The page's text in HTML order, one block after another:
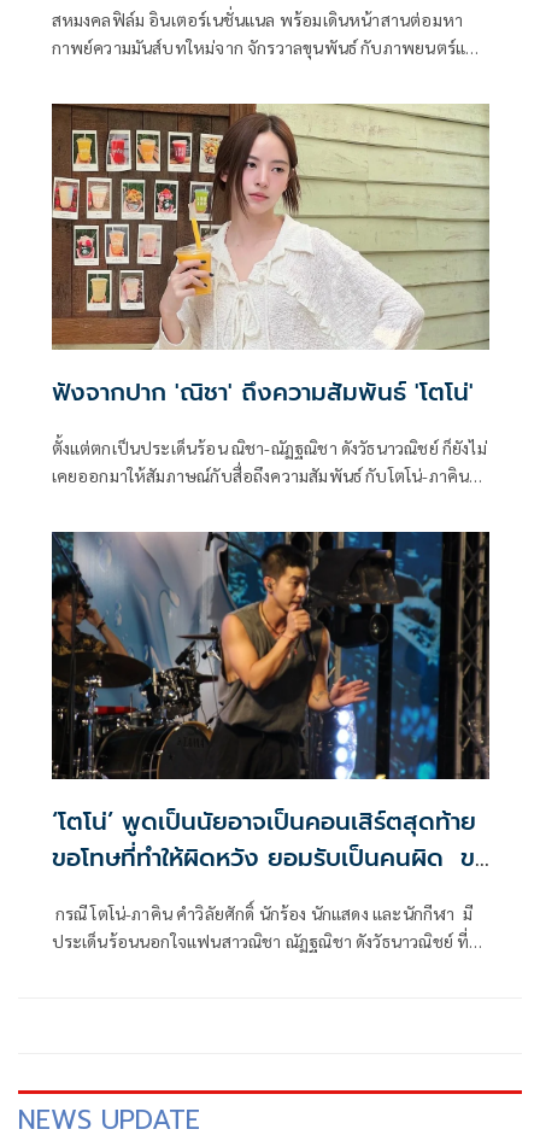
สหมงคลฟิล์ม อินเตอร์เนชั่นแนล พร้อมเดินหน้าสานต่อมหา
กาพย์ความมันส์บทใหม่จาก จักรวาลขุนพันธ์ กับภาพยนตร์แอ็
ของเหล่าจอมโจรภาคกลางในตำนานอย่าง เสือฝ้าย (เวียร์ ศุกล
วัฒน์), เสือมเหศวร (มาริโอ้ เมาเร่อ), เสือใบ (เป้ อารักษ์) และ
เสือดำ (โตโน่ ภาคิน) ก่อนจะมาเป็นคู่ต่อกรตัวฉกาจของ ขุน
พันธ์ มือปราบระดับพระกาฬจากภาพยนตร์ไตรภาคสุดเข้มข้น
ฟังจากปาก 'ณิชา' ถึงความสัมพันธ์ 'โตโน่'
ตั้งแต่ตกเป็นประเด็นร้อน ณิชา-ณัฏฐณิชา ดังวัธนาวณิชย์ ก็ยังไม่
เคยออกมาให้สัมภาษณ์กับสื่อถึงความสัมพันธ์ กับโตโน่-ภาคิน
สาเหตุของปัญหาที่เกิดขึ้นมาจากที่ทางหนุ่มโตโน่ได้แอบนอกใจ
ไปกิ๊กกับ มายด์ อดีตผู้ช่วยผู้จัดการ จนแฟนเก่าของมายด์จับได้
และงัดหลักฐานทั้งแชทและคลิปเสียงกล้องหน้ารถออกมาแฉ
อย่างต่อเนื่อง
‘โตโน่’ พูดเป็นนัยอาจเป็นคอนเสิร์ตสุดท้าย
ขอโทษที่ทำให้ผิดหวัง ยอมรับเป็นคนผิด ขอ
เสียงแฟนคลับส่งให้ ’ณิชา’
กรณี โตโน่-ภาคิน คำวิลัยศักดิ์ นักร้อง นักแสดง และนักกีฬา มี
ประเด็นร้อนนอกใจแฟนสาวณิชา ณัฏฐณิชา ดังวัธนาวณิชย์ ที่
NEWS UPDATE